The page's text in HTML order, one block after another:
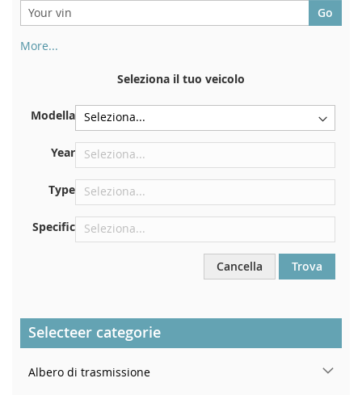
More...
immatricolazione. E anche in macchina
Sulla piastra inferiore del sedile anteriore destro
Centrare contro la paratia sotto il cofano
Proprio nel vano motore
Nel montante della portiera posteriore destra
Seleziona il tuo veicolo
Modella
Year
Type
Specific
Cancella Trova
Selecteer categorie
Albero di trasmissione